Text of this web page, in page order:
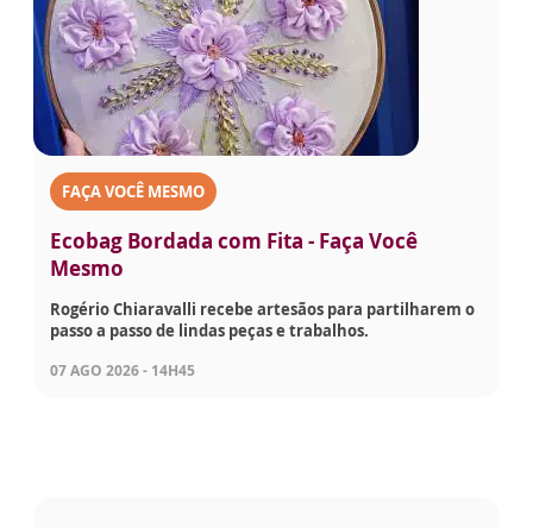
FAÇA VOCÊ MESMO
Ecobag Bordada com Fita - Faça Você
Mesmo
Rogério Chiaravalli recebe artesãos para partilharem o
passo a passo de lindas peças e trabalhos.
07 AGO 2026 - 14H45